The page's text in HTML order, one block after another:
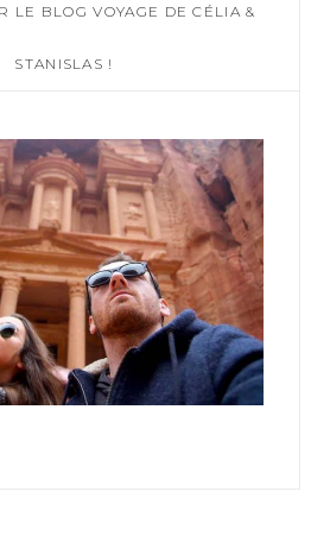
LE BLOG VOYAGE DE CÉLIA &
STANISLAS !